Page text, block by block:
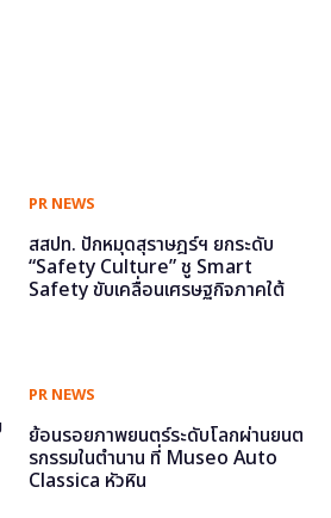
PR NEWS
สสปท. ปักหมุดสุราษฎร์ฯ ยกระดับ
“Safety Culture” ชู Smart
Safety ขับเคลื่อนเศรษฐกิจภาคใต้
PR NEWS
ย้อนรอยภาพยนตร์ระดับโลกผ่านยนต
รกรรมในตำนาน ที่ Museo Auto
Classica หัวหิน